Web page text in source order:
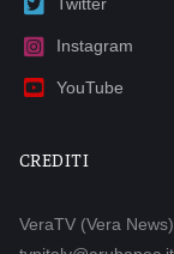
Twitter
Instagram
YouTube
CREDITI
VeraTV (Vera